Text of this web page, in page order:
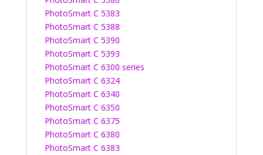
PhotoSmart C 5383
PhotoSmart C 5388
PhotoSmart C 5390
PhotoSmart C 5393
PhotoSmart C 6300 series
PhotoSmart C 6324
PhotoSmart C 6340
PhotoSmart C 6350
PhotoSmart C 6375
PhotoSmart C 6380
PhotoSmart C 6383